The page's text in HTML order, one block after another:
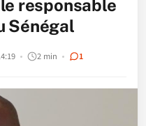
responsable
Sénégal
2 min 1